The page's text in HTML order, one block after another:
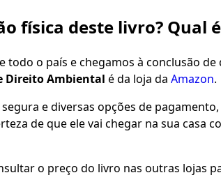
física deste livro? Qual
todo o país e chegamos à conclusão
Direito Ambiental é da loja da Amazon.
e diversas opções de
de que ele vai chegar na sua casa
o preço do livro nas outras lojas